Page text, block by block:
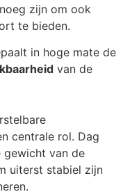
zijn om ook
te bieden.
in hoge mate de
van de
centrale rol. Dag
gewicht van de
uiterst stabiel zijn